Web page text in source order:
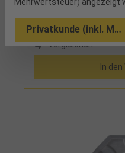
Vergleichen
In den
Privatkunde (inkl.